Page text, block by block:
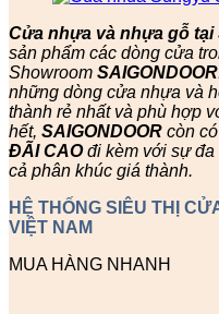
Cửa nhựa và nhựa gỗ tại
sản phẩm các dòng cửa
Showroom SAIGONDOOR
những dòng cửa nhựa và
thành rẻ nhất và phù hợp
hết, SAIGONDOOR còn
ĐÃI CAOđi kèm với sự đa
cả phân khúc giá thành.
HỆ THỐNG SIÊU THỊ
VIỆT NAM
MUA HÀNG NHANH